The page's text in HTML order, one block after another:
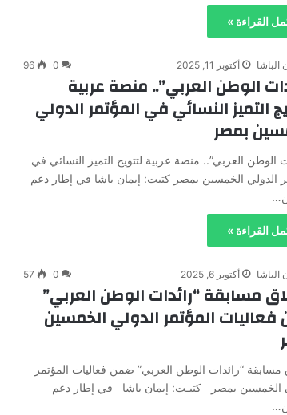
القراءة »
الباشا أكتوبر 11, 2025 0
96
الوطن العربي”.. منصة عربية
التميز النسائي في المؤتمر الدولي
بمصر
الوطن العربي”.. منصة عربية لتتويج التميز النسائي في
الدولي الخمسين بمصر كتبت: إيمان باشا في إطار دعم
القراءة »
الباشا أكتوبر 6, 2025 0
57
مسابقة “رائدات الوطن العربي”
المؤتمر الدولي الخمسين
مسابقة “رائدات الوطن العربي” ضمن فعاليات المؤتمر
الخمسين بمصر كتبـت: إيمان باشا في إطار دعم